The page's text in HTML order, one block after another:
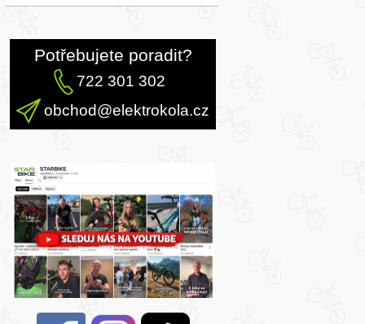
Potřebujete poradit?
722 301 302
obchod@elektrokola.cz